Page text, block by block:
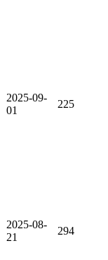
2025-09-
01
225
2025-08-
21
294